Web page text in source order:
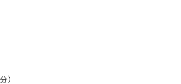
間、休憩時間45分）
）